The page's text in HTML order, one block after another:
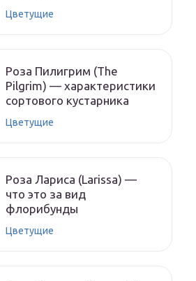
Цветущие
Роза Пилигрим (The
Pilgrim) — характеристики
сортового кустарника
Цветущие
Роза Лариса (Larissa) —
что это за вид
флорибунды
Цветущие